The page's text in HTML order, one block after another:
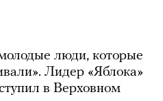
люди, которые
Лидер «Яблока»
в Верховном